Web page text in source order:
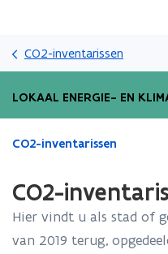
CO2-inventarissen
LOKAAL ENERGIE- EN
Gedaan
bevindt
op:
CO2-inventarissen
CO2-
Hier vindt u als stad of
van 2019 terug,